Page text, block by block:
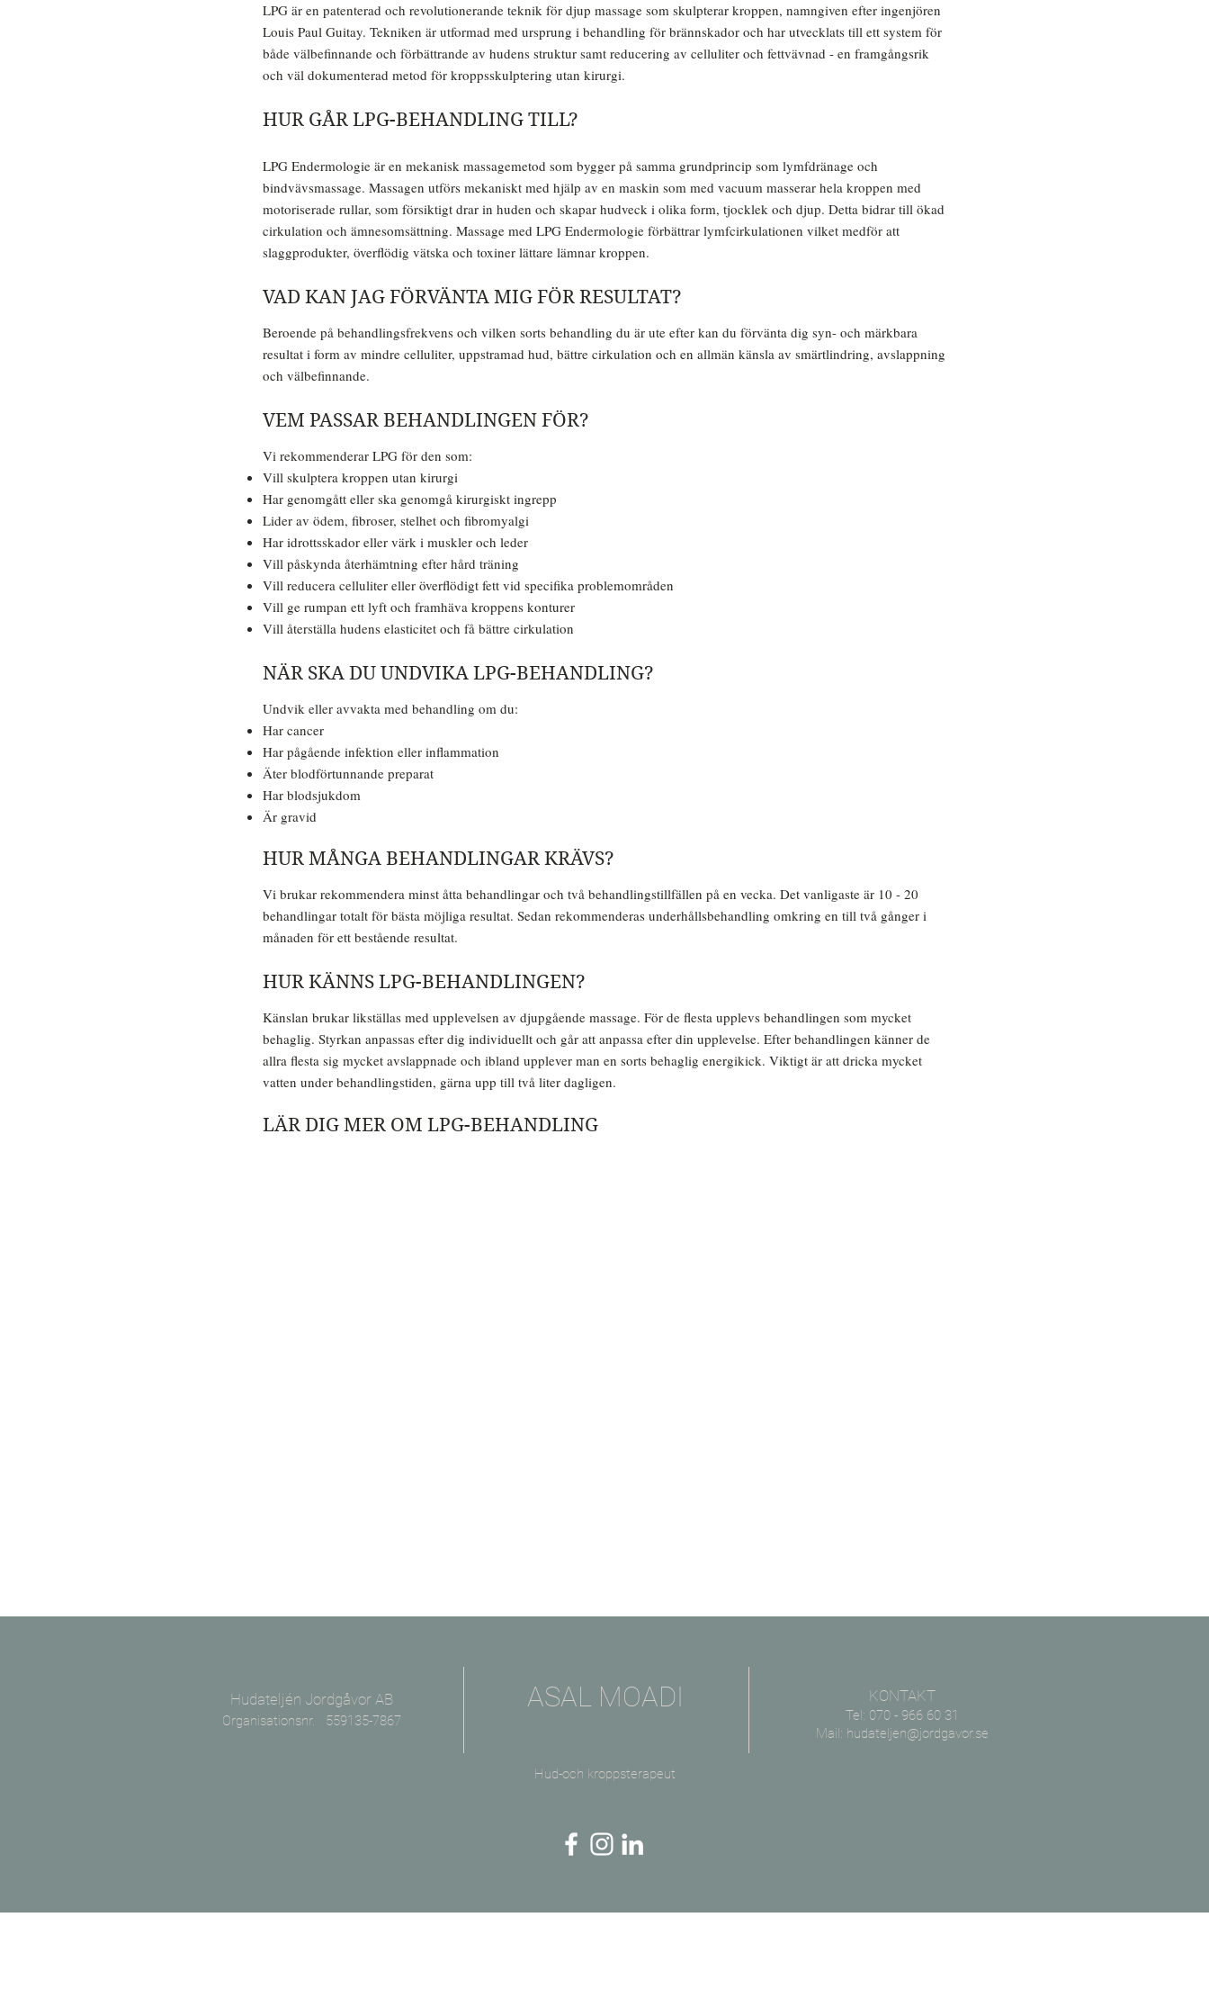
LPG är en patenterad och revolutionerande teknik för djup massage som skulpterar kroppen, namngiven efter ingenjören
Louis Paul Guitay. Tekniken är utformad med ursprung i behandling för brännskador och har utvecklats till ett system för
både välbefinnande och förbättrande av hudens struktur samt reducering av celluliter och fettvävnad - en framgångsrik
och väl dokumenterad metod för kroppsskulptering utan kirurgi.
HUR GÅR LPG-BEHANDLING TILL?
LPG Endermologie är en mekanisk massagemetod som bygger på samma grundprincip som lymfdränage och
bindvävsmassage. Massagen utförs mekaniskt med hjälp av en maskin som med vacuum masserar hela kroppen med
motoriserade rullar, som försiktigt drar in huden och skapar hudveck i olika form, tjocklek och djup. Detta bidrar till ökad
cirkulation och ämnesomsättning. Massage med LPG Endermologie förbättrar lymfcirkulationen vilket medför att
slaggprodukter, överflödig vätska och toxiner lättare lämnar kroppen.
VAD KAN JAG FÖRVÄNTA MIG FÖR RESULTAT?
Beroende på behandlingsfrekvens och vilken sorts behandling du är ute efter kan du förvänta dig syn- och märkbara
resultat i form av mindre celluliter, uppstramad hud, bättre cirkulation och en allmän känsla av smärtlindring, avslappning
och välbefinnande.
VEM PASSAR BEHANDLINGEN FÖR?
Vi rekommenderar LPG för den som:
Vill skulptera kroppen utan kirurgi
Har genomgått eller ska genomgå kirurgiskt ingrepp
Lider av ödem, fibroser, stelhet och fibromyalgi
Har idrottsskador eller värk i muskler och leder
Vill påskynda återhämtning efter hård träning
Vill reducera celluliter eller överflödigt fett vid specifika problemområden
Vill ge rumpan ett lyft och framhäva kroppens konturer
Vill återställa hudens elasticitet och få bättre cirkulation
NÄR SKA DU UNDVIKA LPG-BEHANDLING?
Undvik eller avvakta med behandling om du:
Har cancer
Har pågående infektion eller inflammation
Äter blodförtunnande preparat
Har blodsjukdom
Är gravid
HUR MÅNGA BEHANDLINGAR KRÄVS?
Vi brukar rekommendera minst åtta behandlingar och två behandlingstillfällen på en vecka. Det vanligaste är 10 - 20
behandlingar totalt för bästa möjliga resultat. Sedan rekommenderas underhållsbehandling omkring en till två gånger i
månaden för ett bestående resultat.
HUR KÄNNS LPG-BEHANDLINGEN?
Känslan brukar likställas med upplevelsen av djupgående massage. För de flesta upplevs behandlingen som mycket
behaglig. Styrkan anpassas efter dig individuellt och går att anpassa efter din upplevelse. Efter behandlingen känner de
allra flesta sig mycket avslappnade och ibland upplever man en sorts behaglig energikick. Viktigt är att dricka mycket
vatten under behandlingstiden, gärna upp till två liter dagligen.
LÄR DIG MER OM LPG-BEHANDLING
Hudateljén Jordgåvor AB
Organisationsnr. 559135-7867
ASAL MOADI KONTAKT
Tel: 070 - 966 60 31
Mail: hudateljen@jordgavor.se
Hud-och kroppsterapeut